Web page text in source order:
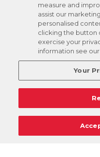
measure and
assist our
personalised
clicking the button
exercise your
information see
Your